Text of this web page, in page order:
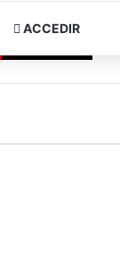
ACCEDIR